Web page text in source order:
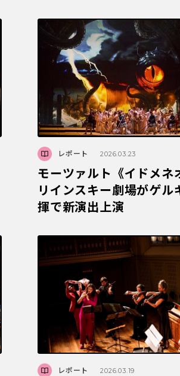
レポート 2026.03.23
モーツァルト《イドメ
リインスキー劇場がゲル
揮で新演出上演
レポート 2026.03.19